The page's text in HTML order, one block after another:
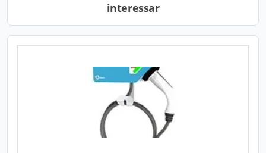
interessar